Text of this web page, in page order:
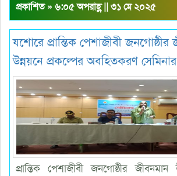
প্রকাশিত » ৬:০৫ অপরাহ্ণ || ৩১ মে ২০২৫
যশোরে প্রান্তিক পেশাজীবী জনগোষ্ঠীর
উন্নয়নে প্রকল্পের অবহিতকরণ সেমিনার
প্রান্তিক পেশাজীবী জনগোষ্ঠীর জীবনমান